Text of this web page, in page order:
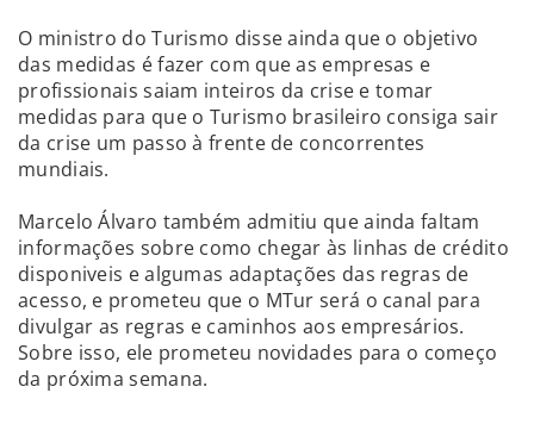
O ministro do Turismo disse ainda que o objetivo
das medidas é fazer com que as empresas e
profissionais saiam inteiros da crise e tomar
medidas para que o Turismo brasileiro consiga sair
da crise um passo à frente de concorrentes
mundiais.
Marcelo Álvaro também admitiu que ainda faltam
informações sobre como chegar às linhas de crédito
disponiveis e algumas adaptações das regras de
acesso, e prometeu que o MTur será o canal para
divulgar as regras e caminhos aos empresários.
Sobre isso, ele prometeu novidades para o começo
da próxima semana.